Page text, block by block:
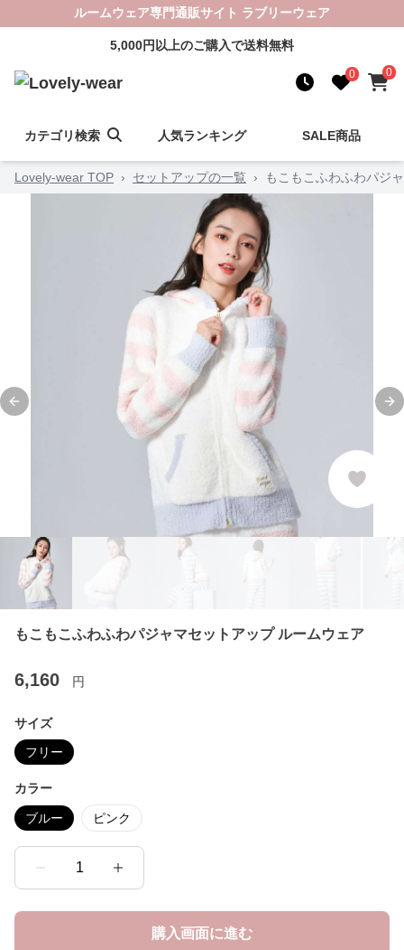
ルームウェア専門通販サイト ラブリーウェア
5,000円以上のご購入で送料無料
0 0
カテゴリ検索 人気ランキング SALE商品
Lovely-wear TOP › セットアップの一覧 › もこもこふわふわパジ
Previous slide
もこもこふわふわパジャマセットアップ ルームウェア
6,160 円
サイズ
フリー
カラー
ブルー ピンク
1
購入画面に進む